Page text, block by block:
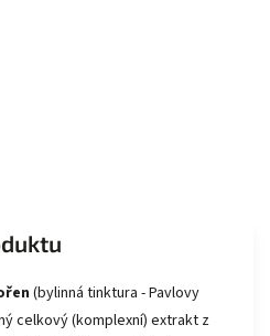
(bylinná tinktura - Pavlovy
celkový (komplexní) extrakt z